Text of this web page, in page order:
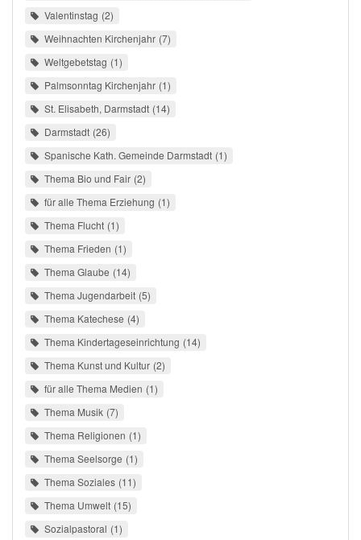
Valentinstag 2
Weihnachten Kirchenjahr 7
Weltgebetstag 1
Palmsonntag Kirchenjahr 1
St. Elisabeth, Darmstadt 14
Darmstadt 26
Spanische Kath. Gemeinde Darmstadt 1
Thema Bio und Fair 2
für alle Thema Erziehung 1
Thema Flucht 1
Thema Frieden 1
Thema Glaube 14
Thema Jugendarbeit 5
Thema Katechese 4
Thema Kindertageseinrichtung 14
Thema Kunst und Kultur 2
für alle Thema Medien 1
Thema Musik 7
Thema Religionen 1
Thema Seelsorge 1
Thema Soziales 11
Thema Umwelt 15
Sozialpastoral 1